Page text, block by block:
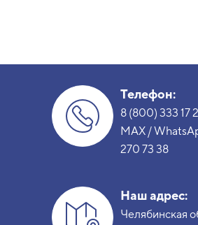
Телефон:
8 (800) 333 17
MAX /
270 73 38
Наш адрес:
Челябинская